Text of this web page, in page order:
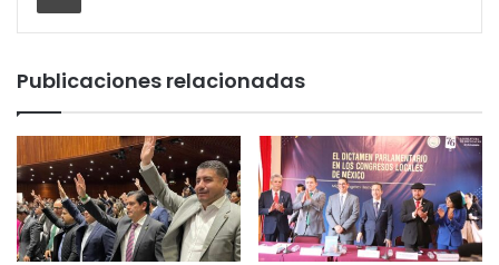
Publicaciones relacionadas